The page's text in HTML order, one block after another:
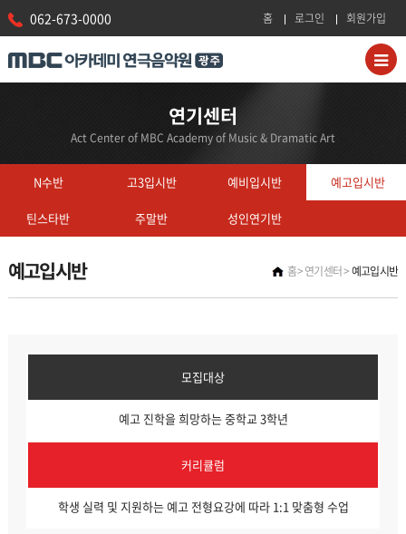
062-673-0000 홈 로그인 회원가입
연기센터
Act Center of MBC Academy of Music & Dramatic Art
N수반 고3입시반 예비입시반 예고입시반
틴스타반 주말반 성인연기반
예고입시반 홈 연기센터 예고입시반
모집대상
예고 진학을 희망하는 중학교 3학년
커리큘럼
학생 실력 및 지원하는 예고 전형요강에 따라 1:1 맞춤형 수업